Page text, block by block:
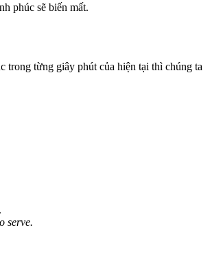
phúc sẽ biến mất.
từng giây phút của hiện tại thì chúng ta
serve.